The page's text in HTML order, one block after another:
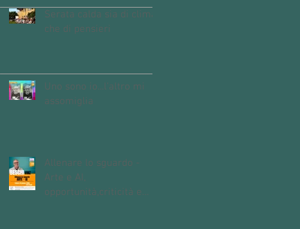
Serata calda sia di clima
che di pensieri
Uno sono io...l'altro mi
assomiglia
Allenare lo sguardo -
Arte e AI,
opportunità,criticità e